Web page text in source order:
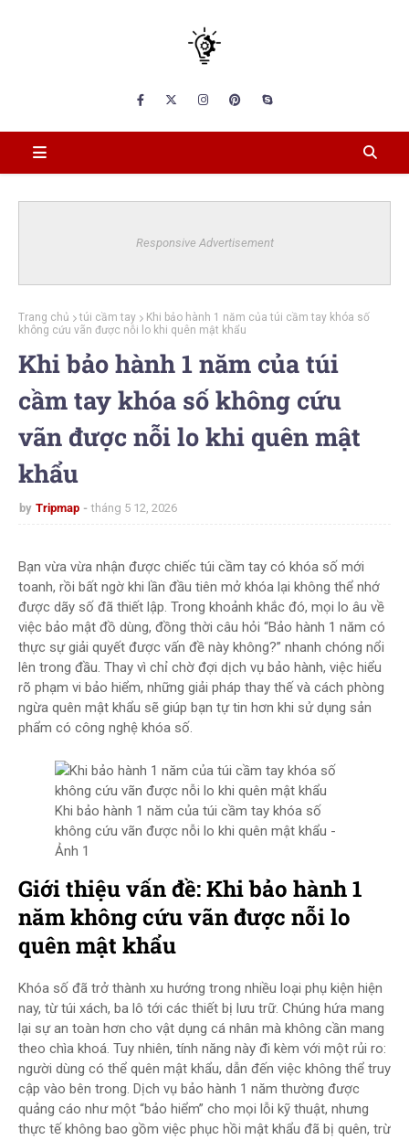
Responsive Advertisement
Trang chủ túi cầm tay
Khi bảo hành 1 năm của túi cầm tay khóa số
không cứu vãn được nỗi lo khi quên mật khẩu
Khi bảo hành 1 năm của túi
cầm tay khóa số không cứu
vãn được nỗi lo khi quên mật
khẩu
by Tripmap tháng 5 12, 2026
Bạn vừa vừa nhận được chiếc túi cầm tay có khóa số mới
toanh, rồi bất ngờ khi lần đầu tiên mở khóa lại không thể nhớ
được dãy số đã thiết lập. Trong khoảnh khắc đó, mọi lo âu về
việc bảo mật đồ dùng, đồng thời câu hỏi “Bảo hành 1 năm có
thực sự giải quyết được vấn đề này không?” nhanh chóng nổi
lên trong đầu. Thay vì chỉ chờ đợi dịch vụ bảo hành, việc hiểu
rõ phạm vi bảo hiểm, những giải pháp thay thế và cách phòng
ngừa quên mật khẩu sẽ giúp bạn tự tin hơn khi sử dụng sản
phẩm có công nghệ khóa số.
Khi bảo hành 1 năm của túi cầm tay khóa số
không cứu vãn được nỗi lo khi quên mật khẩu -
Ảnh 1
Giới thiệu vấn đề: Khi bảo hành 1
năm không cứu vãn được nỗi lo
quên mật khẩu
Khóa số đã trở thành xu hướng trong nhiều loại phụ kiện hiện
nay, từ túi xách, ba lô tới các thiết bị lưu trữ. Chúng hứa mang
lại sự an toàn hơn cho vật dụng cá nhân mà không cần mang
theo chìa khoá. Tuy nhiên, tính năng này đi kèm với một rủi ro:
người dùng có thể quên mật khẩu, dẫn đến việc không thể truy
cập vào bên trong. Dịch vụ bảo hành 1 năm thường được
quảng cáo như một “bảo hiểm” cho mọi lỗi kỹ thuật, nhưng
thực tế không bao gồm việc phục hồi mật khẩu đã bị quên, trừ